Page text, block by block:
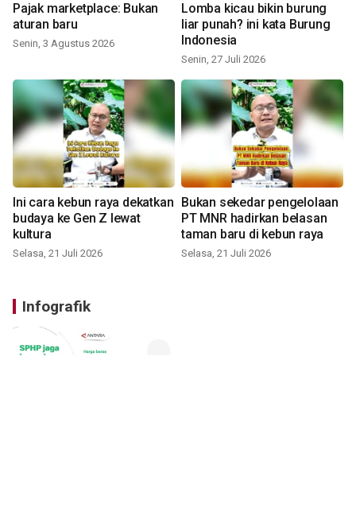
Pajak marketplace: Bukan
aturan baru
Senin, 3 Agustus 2026
Lomba kicau bikin burung
liar punah? ini kata Burung
Indonesia
Senin, 27 Juli 2026
Ini cara kebun raya dekatkan
budaya ke Gen Z lewat
kultura
Selasa, 21 Juli 2026
Bukan sekedar pengelolaan
PT MNR hadirkan belasan
taman baru di kebun raya
Selasa, 21 Juli 2026
Infografik